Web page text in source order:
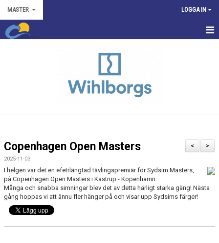
MASTER LOGGA IN
>
<
Copenhagen Open Masters
2025-11-03
I helgen var det en efetrlängtad tävlingspremiär för Sydsim Masters,
på Copenhagen Open Masters i Kastrup - Köpenhamn.
Många och snabba simningar blev det av detta härligt starka gäng! Nästa
gång hoppas vi att ännu fler hänger på och visar upp Sydsims färger!